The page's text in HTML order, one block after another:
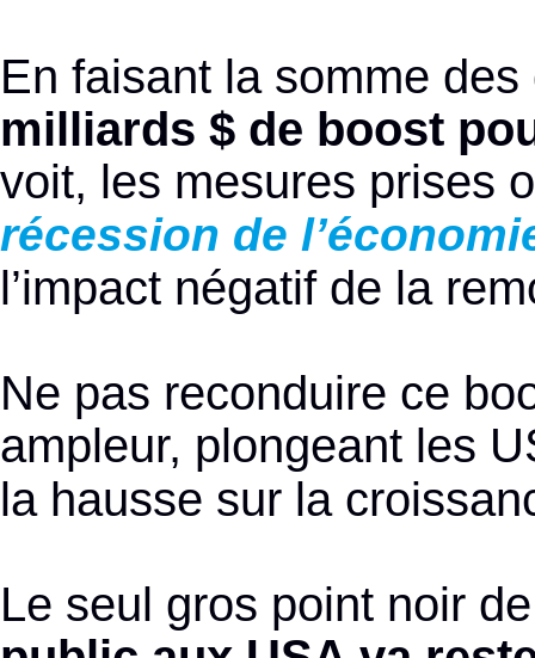
En faisant la somme
milliards $ de boost
voit, les mesures prises
récession de
l’impact négatif de la
Ne pas reconduire ce
ampleur, plongeant les
la hausse sur la
Le seul gros point noir